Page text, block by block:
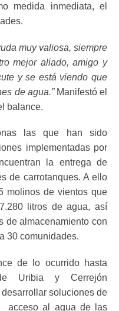
medida inmediata, el
muy valiosa, siempre
mejor aliado, amigo y
y se está viendo que
de agua.”Manifestó el
balance.
las que han sido
implementadas por
la entrega de
de carrotanques. A ello
molinos de vientos que
litros de agua, así
de almacenamiento con
30 comunidades.
de lo ocurrido hasta
Uribia y Cerrejón
soluciones de
acceso al agua de las